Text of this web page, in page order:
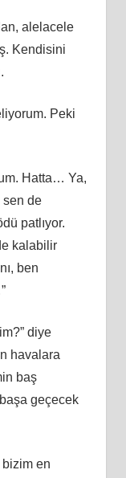
alelacele
Kendisini
Peki
Hatta… Ya,
sen de
patlıyor.
kalabilir
ben
diye
havalara
baş
geçecek
bizim en